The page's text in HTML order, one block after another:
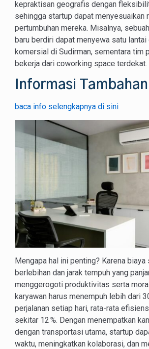
kepraktisan geografis dengan
sehingga startup dapat menyesuaikan
pertumbuhan mereka. Misalnya,
baru berdiri dapat menyewa satu lantai
komersial di Sudirman, sementara tim
bekerja dari coworking space terdekat.
Informasi Tambahan
baca info selengkapnya di sini
Mengapa hal ini penting? Karena biaya
berlebihan dan jarak tempuh yang
menggerogoti produktivitas serta
karyawan harus menempuh lebih dari
perjalanan setiap hari, rata-rata
sekitar 12 %. Dengan menempatkan
dengan transportasi utama, startup
waktu, meningkatkan kolaborasi, dan